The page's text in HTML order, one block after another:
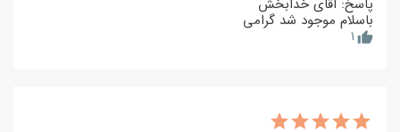
پاسخ: اقای خدابخش
باسلام موجود شد گرامی
thumb_up
1